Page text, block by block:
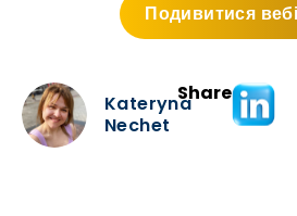
Подивитися
Kateryna
Nechet
Share